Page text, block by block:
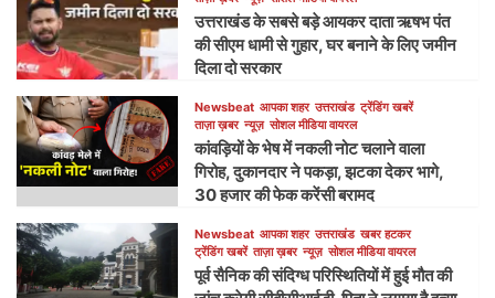
उत्तराखंड के सबसे बड़े आयकर दाता ऋषभ पंत
की सीएम धामी से गुहार, घर बनाने के लिए जमीन
दिला दो सरकार
Newsbeat आपका शहर उत्तराखंड ट्रेंडिंग खबरें
ताज़ा ख़बर न्यूज़ सोशल मीडिया वायरल
कांवड़ियों के भेष में नकली नोट चलाने वाला
गिरोह, दुकानदार ने पकड़ा, झटका देकर भागे,
30 हजार की फेक करेंसी बरामद
Newsbeat आपका शहर उत्तराखंड खबर हटकर
ट्रेंडिंग खबरें ताज़ा ख़बर न्यूज़ सोशल मीडिया वायरल
पूर्व सैनिक की संदिग्ध परिस्थितियों में हुई मौत की